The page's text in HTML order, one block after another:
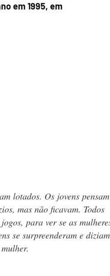
em 1995, em
lotados. Os jovens
mas não ficavam. Todos
para ver se as
se surpreenderam e